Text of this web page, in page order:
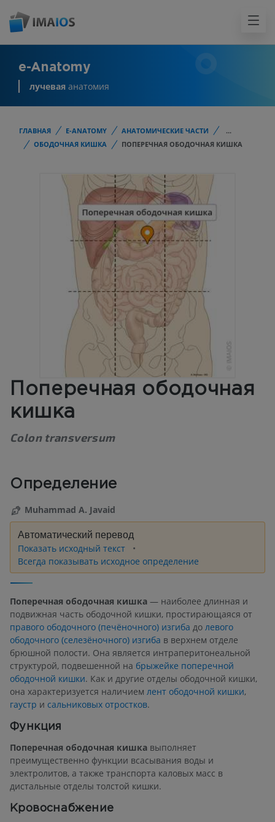
e-Anatomy
лучевая анатомия
ГЛАВНАЯ E-ANATOMY АНАТОМИЧЕСКИЕ ЧАСТИ
...
ОБОДОЧНАЯ КИШКА
ПОПЕРЕЧНАЯ ОБОДОЧНАЯ КИШКА
Поперечная ободочная
кишка
Colon transversum
Определение
Muhammad A. Javaid
Автоматический перевод
Показать исходный текст
Всегда показывать исходное определение
Поперечная ободочная кишка — наиболее длинная и
подвижная часть ободочной кишки, простирающаяся от
правого ободочного (печёночного) изгиба до левого
ободочного (селезёночного) изгиба в верхнем отделе
брюшной полости. Она является интраперитонеальной
структурой, подвешенной на брыжейке поперечной
ободочной кишки. Как и другие отделы ободочной кишки,
она характеризуется наличием лент ободочной кишки,
гаустр и сальниковых отростков.
Функция
Поперечная ободочная кишка выполняет
преимущественно функции всасывания воды и
электролитов, а также транспорта каловых масс в
дистальные отделы толстой кишки.
Кровоснабжение